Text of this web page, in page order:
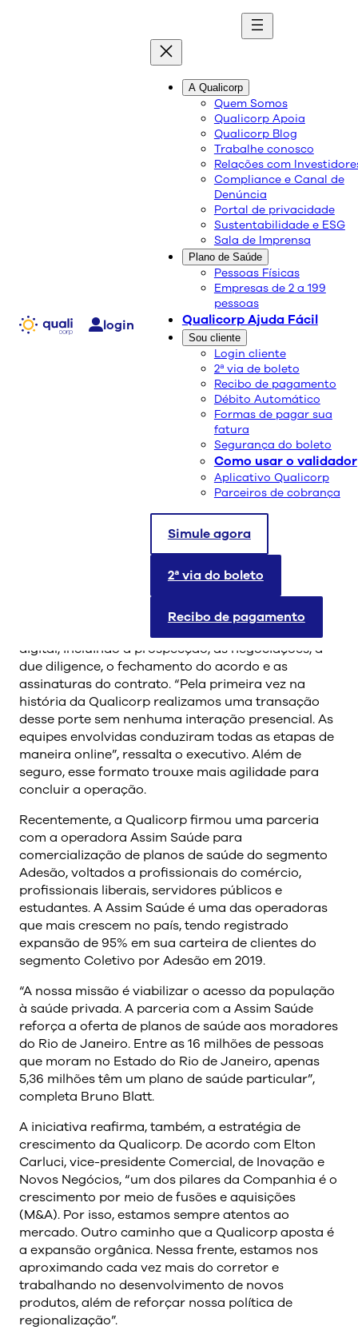
login
A Qualicorp
Quem Somos
Qualicorp Apoia
Qualicorp Blog
Trabalhe conosco
Relações com
Compliance e Canal de
Denúncia
Portal de privacidade
Sustentabilidade e ESG
Sala de Imprensa
Plano de Saúde
Pessoas Físicas
Empresas de 2 a 199
pessoas
Qualicorp Ajuda Fácil
Sou cliente
Login cliente
2ª via de boleto
Recibo de pagamento
Débito Automático
Formas de pagar sua
fatura
Segurança do boleto
Como usar o validador
Aplicativo Qualicorp
Parceiros de cobrança
Simule agora
2ª via do boleto
Recibo de pagamento
Qualicorp compra
carteira de clientes da
adm. de benefícios Clube
A aquisição, conduzida de forma totalmente digital,
contempla planos coletivos por adesão operados
pela Assim Saúde e reforça a atuação da
Companhia no Rio de Janeiro
A Qualicorp anuncia a compra de carteira de cerca
de 14 mil clientes da administradora de benefícios
Clube Care, referente ao segmento Coletivo por
Adesão e operada pelo Grupo Assim Saúde, que
atua na capital fluminense e Grande Rio de
Com investimento de R$ 20 milhões, o objetivo da
Qualicorp é reforçar sua presença regionalmente e
ampliar o portfólio de planos de saúde. “Com a
aquisição, nós queremos fortalecer cada vez mais
de qualidade e mais acessíveis para diferentes
segmentos da população”, destaca Bruno Blatt,
digital, incluindo a prospecção, as negociações, a
due diligence, o fechamento do acordo e as
assinaturas do contrato. “Pela primeira vez na
história da Qualicorp realizamos uma transação
desse porte sem nenhuma interação presencial. As
equipes envolvidas conduziram todas as etapas de
maneira online”, ressalta o executivo. Além de
seguro, esse formato trouxe mais agilidade para
concluir a operação.
Recentemente, a Qualicorp firmou uma parceria
com a operadora Assim Saúde para
comercialização de planos de saúde do segmento
Adesão, voltados a profissionais do comércio,
profissionais liberais, servidores públicos e
estudantes. A Assim Saúde é uma das operadoras
que mais crescem no país, tendo registrado
expansão de 95% em sua carteira de clientes do
segmento Coletivo por Adesão em 2019.
“A nossa missão é viabilizar o acesso da população
à saúde privada. A parceria com a Assim Saúde
reforça a oferta de planos de saúde aos moradores
do Rio de Janeiro. Entre as 16 milhões de pessoas
que moram no Estado do Rio de Janeiro, apenas
5,36 milhões têm um plano de saúde particular”,
completa Bruno Blatt.
A iniciativa reafirma, também, a estratégia de
crescimento da Qualicorp. De acordo com Elton
Carluci, vice-presidente Comercial, de Inovação e
Novos Negócios, “um dos pilares da Companhia é o
crescimento por meio de fusões e aquisições
(M&A). Por isso, estamos sempre atentos ao
mercado. Outro caminho que a Qualicorp aposta é
a expansão orgânica. Nessa frente, estamos nos
aproximando cada vez mais do corretor e
trabalhando no desenvolvimento de novos
produtos, além de reforçar nossa política de
regionalização”.